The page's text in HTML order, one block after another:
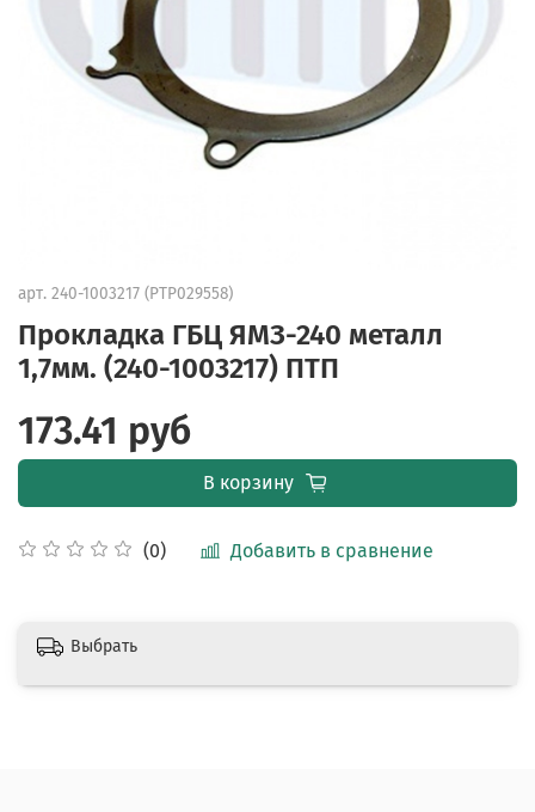
арт. 240-1003217 (PTP029558)
Прокладка ГБЦ ЯМЗ-240 металл
1,7мм. (240-1003217) ПТП
(0) Добавить в сравнение
173.41 руб
В корзину
Выбрать